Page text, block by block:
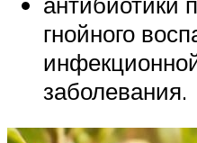
гнойного
заболевания.